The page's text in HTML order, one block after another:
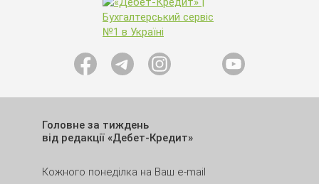
Головне за тиждень
від редакції «Дебет-Кредит»
Кожного понеділка на Ваш e-mail